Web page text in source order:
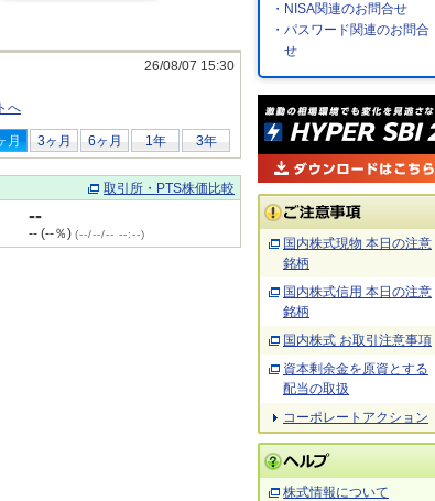
26/08/07 15:30
へ
月 3ヶ月 6ヶ月 1年 3年
取引所・PTS株価比較
--
-- (--％) (--/--/-- --:--)
・NISA関連のお問合せ
・パスワード関連のお問合
せ
国内株式現物 本日の注意
銘柄
国内株式信用 本日の注意
銘柄
国内株式 お取引注意事項
資本剰余金を原資とする
配当の取扱
コーポレートアクション
株式情報について